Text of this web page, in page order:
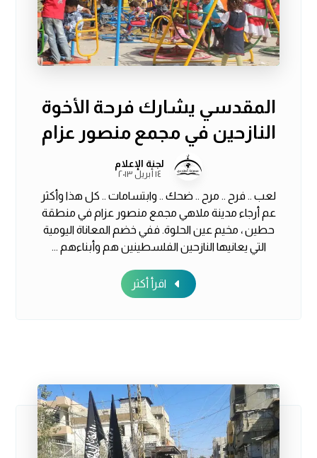
المقدسي يشارك فرحة الأخوة
النازحين في مجمع منصور عزام
لجنة الإعلام
١٤ أبريل ٢٠١٣
لعب .. فرح .. مرح .. ضحك .. وابتسامات .. كل هذا وأكثر
عم أرجاء مدينة ملاهي مجمع منصور عزام في منطقة
حطين ، مخيم عين الحلوة. ففي خضم المعاناة اليومية
التي يعانيها النازحين الفلسطينين هم وأبناءهم ...
اقرأ أكثر